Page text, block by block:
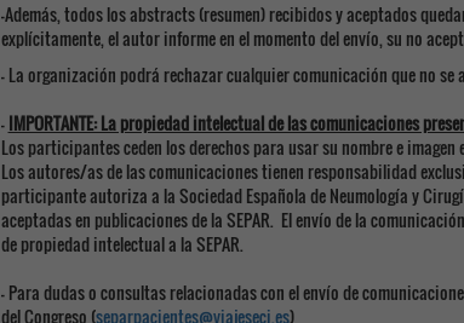
-Además, todos los abstracts (resumen) recibidos y aceptados
explícitamente, el autor informe en el momento del envío, su no
- La organización podrá rechazar cualquier comunicación que no se
-IMPORTANTE: La propiedad intelectual de las comunicaciones
Los participantes ceden los derechos para usar su nombre e
Los autores/as de las comunicaciones tienen responsabilidad
participante autoriza a la Sociedad Española de Neumología y
aceptadas en publicaciones de la SEPAR. El envío de la
de propiedad intelectual a la SEPAR.
- Para dudas o consultas relacionadas con el envío de
del Congreso (separpacientes@viajeseci.es)